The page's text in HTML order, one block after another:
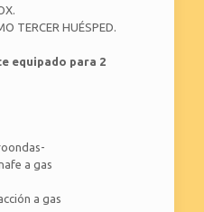
TERCER HUÉSPED.
equipado para 2
a gas
a gas